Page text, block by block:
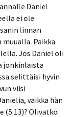
Daniel
ei ole
linnan
Paikka
Jos Daniel oli
jonkinlaista
selittäisi hyvin
viisi
vaikka hän
Olivatko